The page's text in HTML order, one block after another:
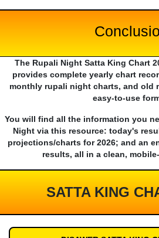
The Rupali Night Satta King Chart
provides complete yearly chart
monthly rupali night charts, and old
easy-to-use
You will find all the information you
Night via this resource: today's
projections/charts for 2026; and an
results, all in a clean,
SATTA KING